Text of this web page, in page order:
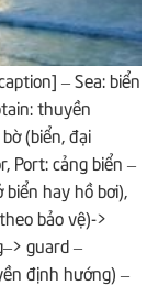
– Sea: biển
thuyền
(biển, đại
Port: cảng biển –
biển hay hồ bơi),
bảo vệ)->
guard –
định hướng) –